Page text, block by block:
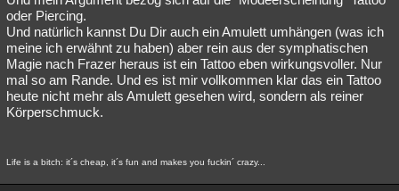
oder Piercing.
Und natürlich kannst Du Dir auch ein Amulett umhängen (was ich
meine ich erwähnt zu haben) aber rein aus der symphatischen
Magie nach Frazer heraus ist ein Tattoo eben wirkungsvoller. Nur
mal so am Rande. Und es ist mir vollkommen klar das ein Tattoo
heute nicht mehr als Amulett gesehen wird, sondern als reiner
Körperschmuck.
Life is a bitch: it´s cheap, it´s fun and makes you fuckin´ crazy...